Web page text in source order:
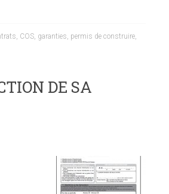
, COS, garanties, permis de construire,
DE SA